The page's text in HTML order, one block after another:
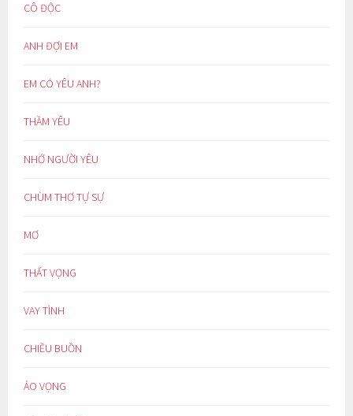
CÔ ĐỘC
ANH ĐỢI EM
EM CÓ YÊU ANH?
THẦM YÊU
NHỚ NGƯỜI YÊU
CHÙM THƠ TỰ SỰ
MƠ
THẤT VỌNG
VAY TÌNH
CHIỀU BUỒN
ẢO VỌNG